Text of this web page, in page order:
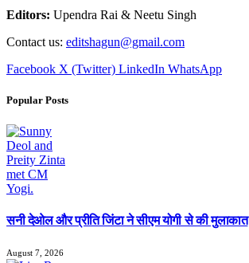
Editors: Upendra Rai & Neetu Singh
Contact us: editshagun@gmail.com
Facebook X (Twitter) LinkedIn WhatsApp
Popular Posts
सनी देओल और प्रीति जिंटा ने सीएम योगी से की मुलाकात
August 7, 2026